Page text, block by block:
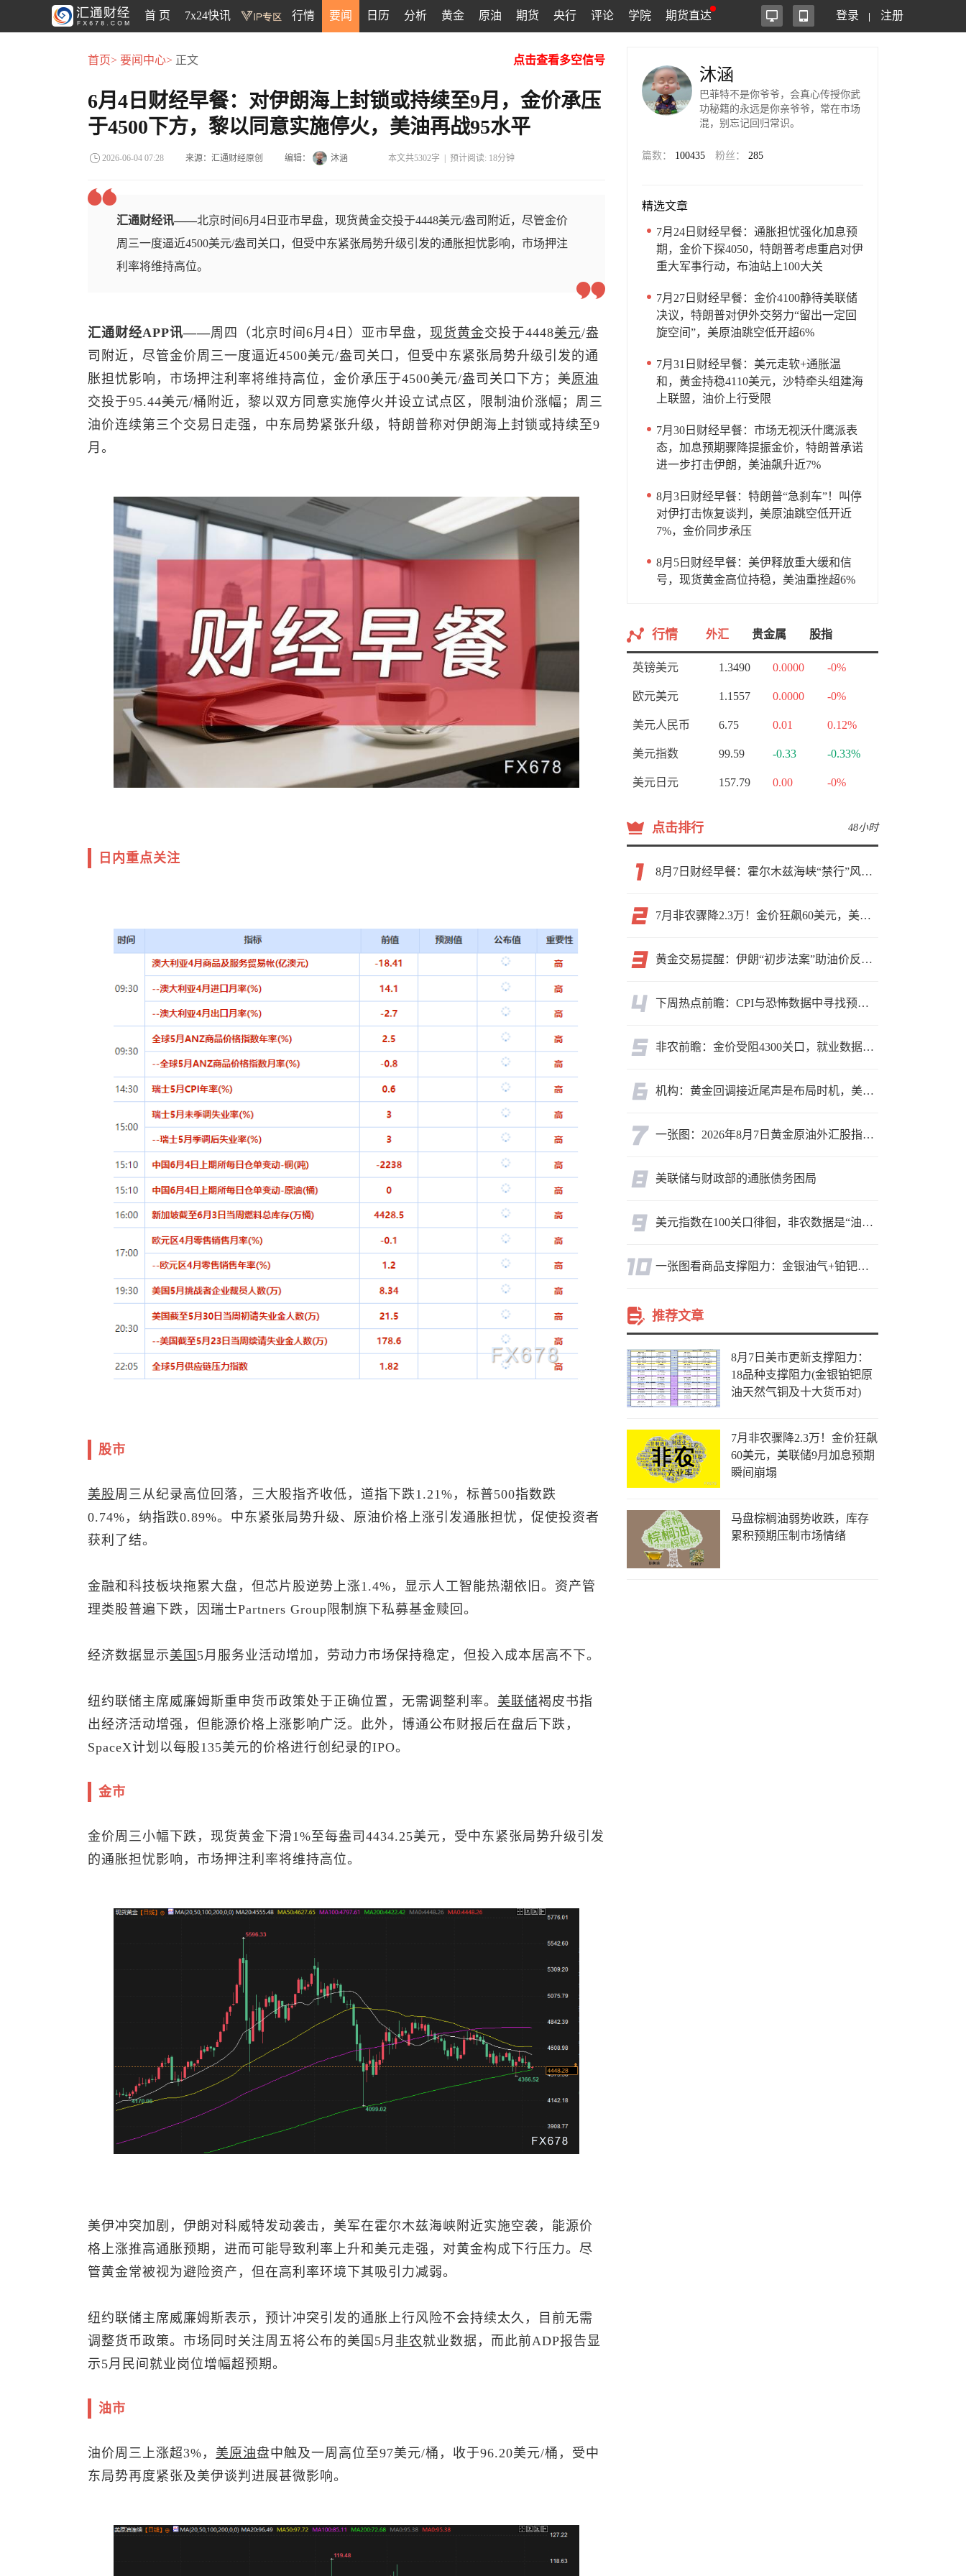
首 页 7x24快讯 行情 要闻 日历 分析 黄金 原油 期货 央行 评论 学院 期货直达 登录 注册
首页> 要闻中心> 正文 点击查看多空信号
6月4日财经早餐：对伊朗海上封锁或持续至9月，金价承压
于4500下方，黎以同意实施停火，美油再战95水平
2026-06-04 07:28 来源：汇通财经原创 编辑： 沐涵 本文共5302字 | 预计阅读: 18分钟
汇通财经讯——北京时间6月4日亚市早盘，现货黄金交投于4448美元/盎司附近，尽管金价
周三一度逼近4500美元/盎司关口，但受中东紧张局势升级引发的通胀担忧影响，市场押注
利率将维持高位。
汇通财经APP讯——周四（北京时间6月4日）亚市早盘， 现货黄金交投于4448美元/盎
司附近，尽管金价周三一度逼近4500美元/盎司关口，但受中东紧张局势升级引发的通
胀担忧影响，市场押注利率将维持高位，金价承压于4500美元/盎司关口下方； 美原油
交投于95.44美元/桶附近，黎以双方同意实施停火并设立试点区，限制油价涨幅；周三
油价连续第三个交易日走强，中东局势紧张升级，特朗普称对伊朗海上封锁或持续至9
月。
日内重点关注
股市
美股周三从纪录高位回落，三大股指齐收低，道指下跌1.21%， 标普500指数跌
0.74%，纳指跌0.89%。中东紧张局势升级、原油价格上涨引发通胀担忧，促使投资者
获利了结。
金融和科技板块拖累大盘，但芯片股逆势上涨1.4%，显示人工智能热潮依旧。资产管
理类股普遍下跌，因瑞士Partners Group限制旗下私募基金赎回。
经济数据显示美国 5月服务业活动增加，劳动力市场保持稳定，但投入成本居高不下。
纽约联储主席威廉姆斯重申货币政策处于正确位置，无需调整利率。 美联储褐皮书指
出经济活动增强，但能源价格上涨影响广泛。此外，博通公布财报后在盘后下跌，
SpaceX计划以每股135美元的价格进行创纪录的IPO。
金市
金价周三小幅下跌， 现货黄金下滑1%至每盎司4434.25美元，受中东紧张局势升级引发
的通胀担忧影响，市场押注利率将维持高位。
美伊冲突加剧，伊朗对科威特发动袭击，美军在霍尔木兹海峡附近实施空袭，能源价
格上涨推高通胀预期，进而可能导致利率上升和美元走强，对黄金构成下行压力。尽
管黄金常被视为避险资产，但在高利率环境下其吸引力减弱。
纽约联储主席威廉姆斯表示，预计冲突引发的通胀上行风险不会持续太久，目前无需
调整货币政策。市场同时关注周五将公布的美国5月 非农就业数据，而此前ADP报告显
示5月民间就业岗位增幅超预期。
油市
油价周三上涨超3%， 美原油盘中触及一周高位至97美元/桶，收于96.20美元/桶，受中
东局势再度紧张及美伊谈判进展甚微影响。
沐涵
巴菲特不是你爷爷，会真心传授你武
功秘籍的永远是你亲爷爷，常在市场
混，别忘记回归常识。
篇数： 100435 粉丝： 285
精选文章
7月24日财经早餐：通胀担忧强化加息预
期，金价下探4050，特朗普考虑重启对伊
重大军事行动，布油站上100大关
7月27日财经早餐：金价4100静待美联储
决议，特朗普对伊外交努力“留出一定回
旋空间”，美原油跳空低开超6%
7月31日财经早餐：美元走软+通胀温
和，黄金持稳4110美元，沙特牵头组建海
上联盟，油价上行受限
7月30日财经早餐：市场无视沃什鹰派表
态，加息预期骤降提振金价，特朗普承诺
进一步打击伊朗，美油飙升近7%
8月3日财经早餐：特朗普“急刹车”！叫停
对伊打击恢复谈判，美原油跳空低开近
7%，金价同步承压
8月5日财经早餐：美伊释放重大缓和信
号，现货黄金高位持稳，美油重挫超6%
行情 外汇 贵金属 股指
英镑美元 1.3490 0.0000 -0%
欧元美元 1.1557 0.0000 -0%
美元人民币 6.75 0.01 0.12%
美元指数 99.59 -0.33 -0.33%
美元日元 157.79 0.00 -0%
点击排行 48小时
8月7日财经早餐：霍尔木兹海峡“禁行”风波再起，油价急涨金价承压，非农夜市场博弈加剧
7月非农骤降2.3万！金价狂飙60美元，美联储9月加息预期瞬间崩塌
黄金交易提醒：伊朗“初步法案”助油价反弹逾3%，金价小幅承压，非农重磅来袭！
下周热点前瞻：CPI与恐怖数据中寻找预期差
非农前瞻：金价受阻4300关口，就业数据是“火上浇油”还是“釜底抽薪”？
机构：黄金回调接近尾声是布局时机，美元后市或走弱转为利多因素
一张图：2026年8月7日黄金原油外汇股指“枢纽点+多空持仓信号”一览
美联储与财政部的通胀债务困局
美元指数在100关口徘徊，非农数据是“油门”还是“刹车”？
一张图看商品支撑阻力：金银油气+铂钯铜农产品期货(2026年8月7日)
推荐文章
8月7日美市更新支撑阻力：
18品种支撑阻力(金银铂钯原
油天然气铜及十大货币对)
7月非农骤降2.3万！金价狂飙
60美元，美联储9月加息预期
瞬间崩塌
马盘棕榈油弱势收跌，库存
累积预期压制市场情绪